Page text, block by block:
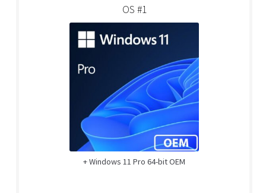
OS #1
+ Windows 11 Pro 64-bit OEM